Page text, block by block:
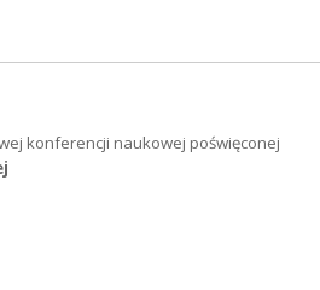
konferencji naukowej poświęconej